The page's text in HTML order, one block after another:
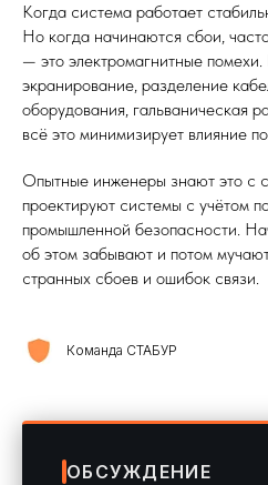
Когда система работает
Но когда начинаются сбои,
— это электромагнитные
экранирование, разделение
оборудования, гальваническая
всё это минимизирует влияние
Опытные инженеры знают это с
проектируют системы с учётом
промышленной безопасности.
об этом забывают и потом
странных сбоев и ошибок связи.
Команда СТАБУР
ОБСУЖДЕНИЕ